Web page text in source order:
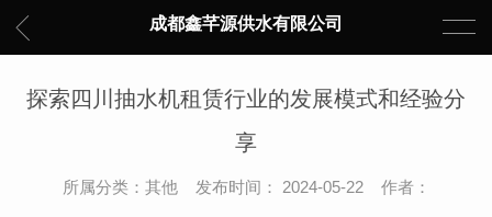
成都鑫芊源供水有限公司
探索四川抽水机租赁行业的发展模式和经验分
享
所属分类：其他 发布时间： 2024-05-22 作者：